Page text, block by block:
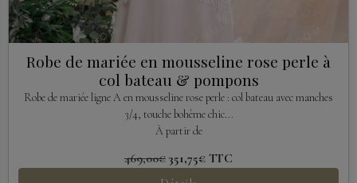
Robe de mariée en mousseline rose perle à
col bateau & pompons
Robe de mariée ligne A en mousseline rose perle : col bateau avec manches
3/4, touche bohème chic...
À partir de
469,00€ 351,75€ TTC